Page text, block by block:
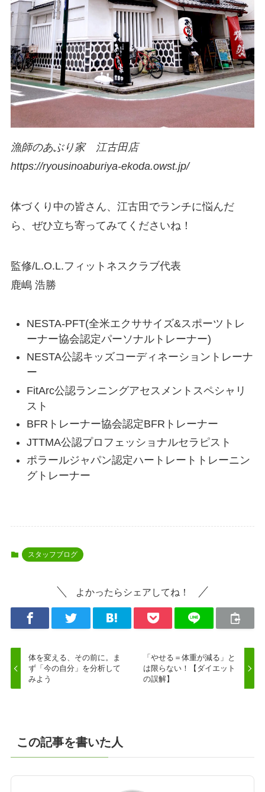
漁師のあぶり家 江古田店
https://ryousinoaburiya-ekoda.owst.jp/
体づくり中の皆さん、江古田でランチに悩んだ
ら、ぜひ立ち寄ってみてくださいね！
監修/L.O.L.フィットネスクラブ代表
鹿嶋 浩勝
NESTA-PFT(全米エクササイズ&スポーツトレ
ーナー協会認定パーソナルトレーナー)
NESTA公認キッズコーディネーショントレーナ
ー
FitArc公認ランニングアセスメントスペシャリ
スト
BFRトレーナー協会認定BFRトレーナー
JTTMA公認プロフェッショナルセラピスト
ポラールジャパン認定ハートレートトレーニン
グトレーナー
スタッフブログ
よかったらシェアしてね！
体を変える、その前に。ま
ず「今の自分」を分析して
みよう
「やせる＝体重が減る」と
は限らない！【ダイエット
の誤解】
この記事を書いた人